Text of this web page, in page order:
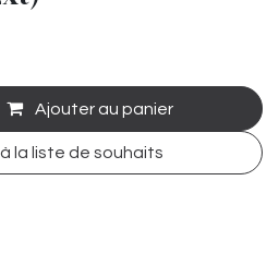
Ajouter au panier
la liste de souhaits